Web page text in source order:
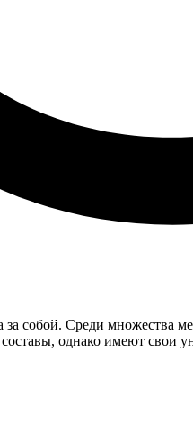
собой. Среди множества
однако имеют свои